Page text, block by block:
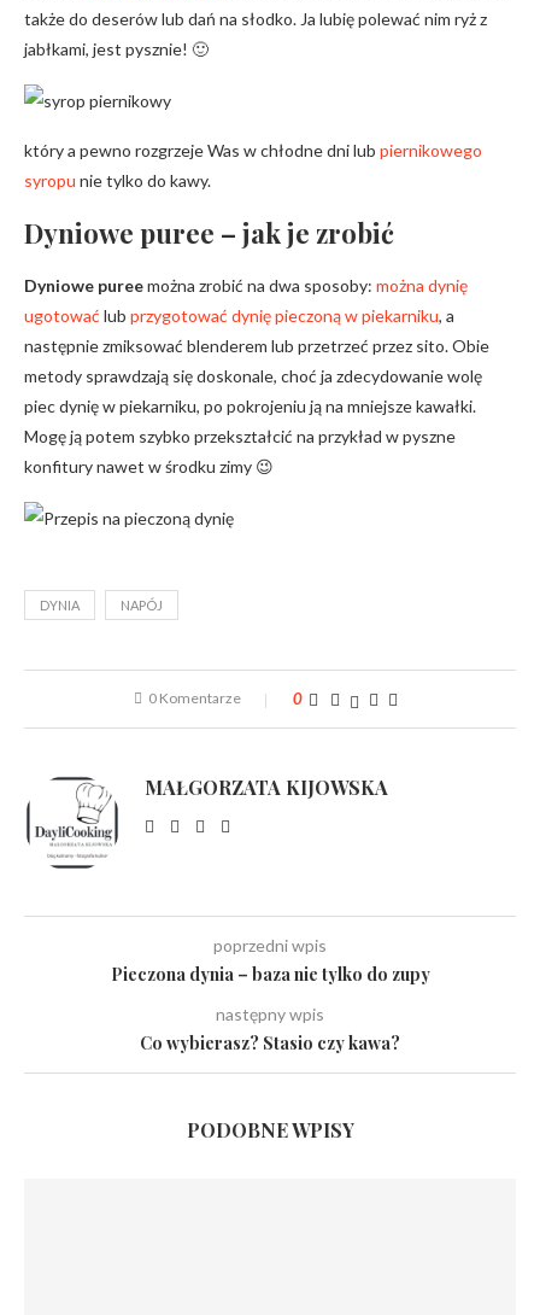
także do deserów lub dań na słodko. Ja lubię polewać nim ryż z
jabłkami, jest pysznie! 🙂
który a pewno rozgrzeje Was w chłodne dni lub piernikowego
syropu nie tylko do kawy.
Dyniowe puree – jak je zrobić
Dyniowe pureemożna zrobić na dwa sposoby: można dynię
ugotować lub przygotować dynię pieczoną w piekarniku, a
następnie zmiksować blenderem lub przetrzeć przez sito. Obie
metody sprawdzają się doskonale, choć ja zdecydowanie wolę
piec dynię w piekarniku, po pokrojeniu ją na mniejsze kawałki.
Mogę ją potem szybko przekształcić na przykład w pyszne
konfitury nawet w środku zimy 😉
DYNIA NAPÓJ
0 Komentarze 0
MAŁGORZATA KIJOWSKA
poprzedni wpis
Pieczona dynia – baza nie tylko do zupy
następny wpis
Co wybierasz? Stasio czy kawa?
PODOBNE WPISY